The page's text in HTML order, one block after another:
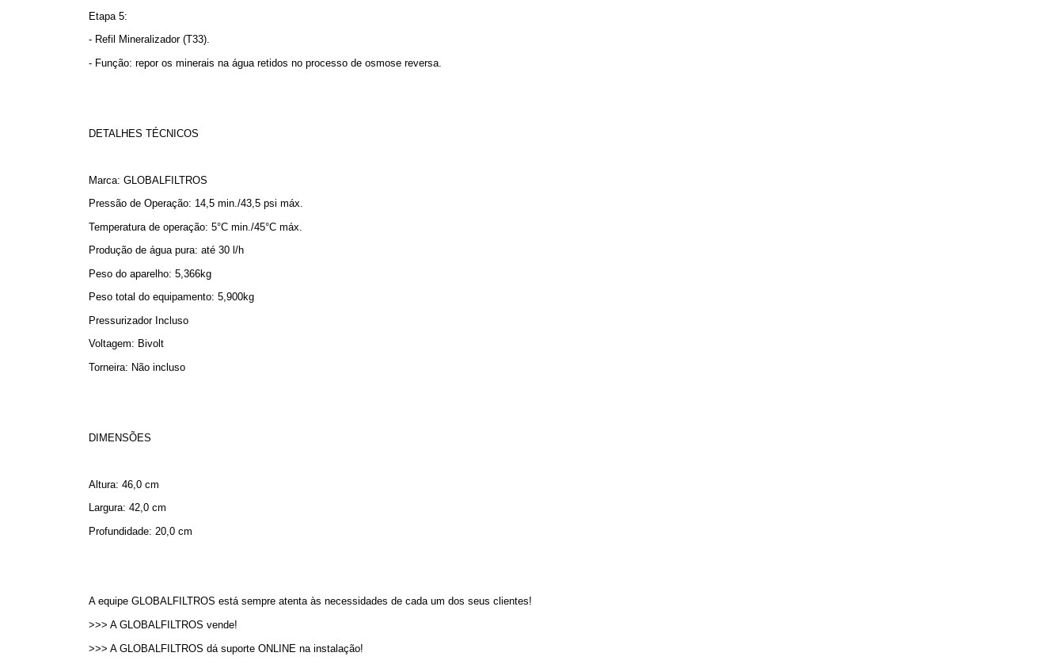
Etapa 5:
- Refil Mineralizador (T33).
- Função: repor os minerais na água retidos no processo de osmose reversa.
DETALHES TÉCNICOS
Marca: GLOBALFILTROS
Pressão de Operação: 14,5 min./43,5 psi máx.
Temperatura de operação: 5°C min./45°C máx.
Produção de água pura: até 30 l/h
Peso do aparelho: 5,366kg
Peso total do equipamento: 5,900kg
Pressurizador Incluso
Voltagem: Bivolt
Torneira: Não incluso
DIMENSÕES
Altura: 46,0 cm
Largura: 42,0 cm
Profundidade: 20,0 cm
A equipe GLOBALFILTROS está sempre atenta às necessidades de cada um dos seus clientes!
>>> A GLOBALFILTROS vende!
>>> A GLOBALFILTROS dá suporte ONLINE na instalação!